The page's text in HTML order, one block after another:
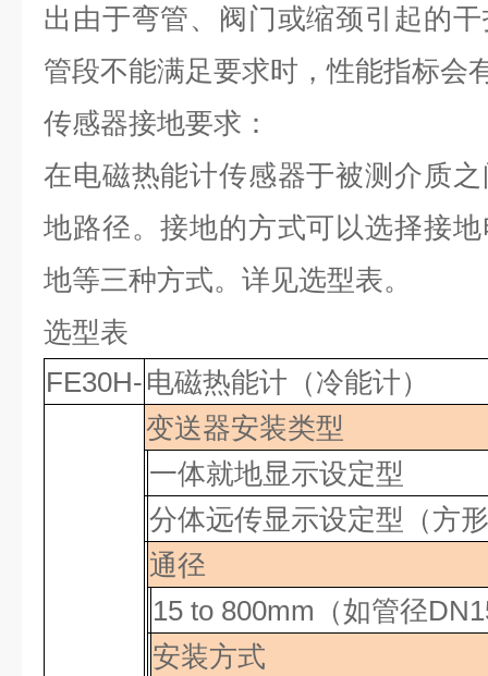
出由于弯管、阀门或缩颈引起的
管段不能满足要求时，性能指标会
传感器接地要求：
在电磁热能计传感器于被测介质
地路径。接地的方式可以选择接
地等三种方式。详见选型表。
选型表
FE30H- 电磁热能计（冷能计）
变送器安装类型
一体就地显示设定型
分体远传显示设定型（方
通径
15 to 800mm （如管径
安装方式